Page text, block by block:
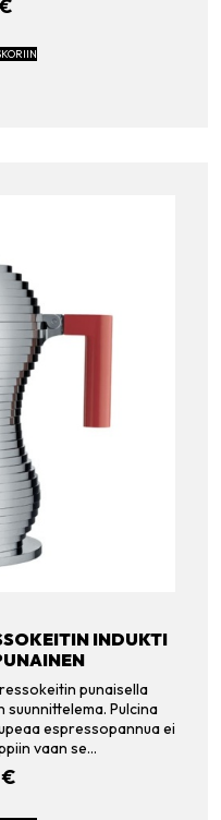
INDUKTI
punaisella
suunnittelema. Pulcina
espressopannua ei
vaan se…
€